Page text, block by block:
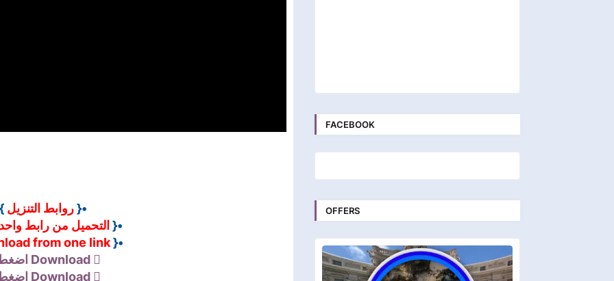
•{روابط التنزيل
•{ التحميل من رابط
•{
from one link
Download
Download
FACEBOOK
OFFERS